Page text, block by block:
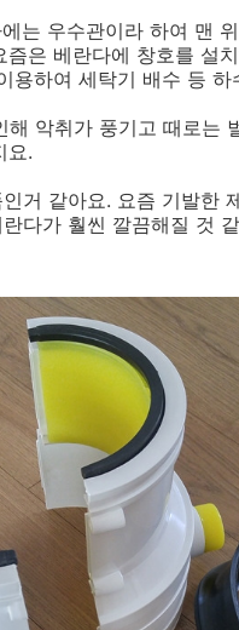
는 우수관이라 하여 맨
은 베란다에 창호를 설
용하여 세탁기 배수 등
악취가 풍기고 때로는
요.
거 같아요. 요즘 기발한
다가 훨씬 깔끔해질 것